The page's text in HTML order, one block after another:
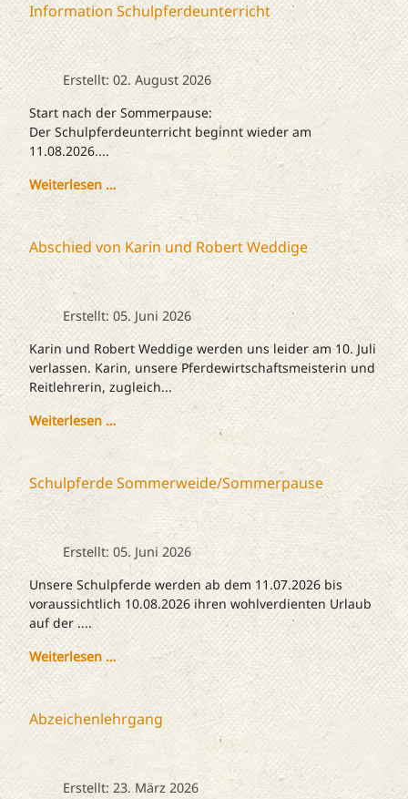
Information Schulpferdeunterricht
Erstellt: 02. August 2026
Start nach der Sommerpause:
Der Schulpferdeunterricht beginnt wieder am
11.08.2026....
Weiterlesen …
Abschied von Karin und Robert Weddige
Erstellt: 05. Juni 2026
Karin und Robert Weddige werden uns leider am 10. Juli
verlassen. Karin, unsere Pferdewirtschaftsmeisterin und
Reitlehrerin, zugleich...
Weiterlesen …
Schulpferde Sommerweide/Sommerpause
Erstellt: 05. Juni 2026
Unsere Schulpferde werden ab dem 11.07.2026 bis
voraussichtlich 10.08.2026 ihren wohlverdienten Urlaub
auf der ....
Weiterlesen …
Abzeichenlehrgang
Erstellt: 23. März 2026